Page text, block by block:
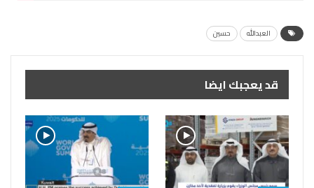
العبدالله حسين
قد يعجبك ايضا